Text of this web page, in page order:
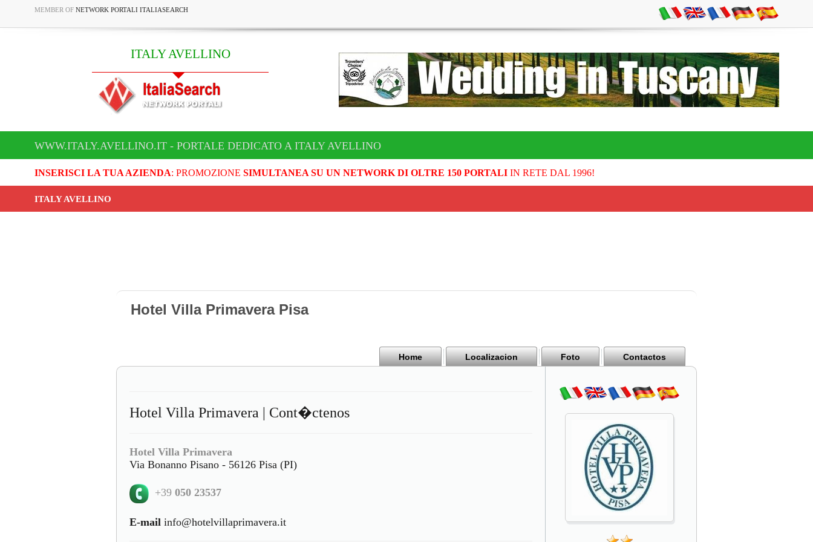
MEMBER OF NETWORK PORTALI ITALIASEARCH
ITALY AVELLINO
WWW.ITALY.AVELLINO.IT - PORTALE DEDICATO A ITALY AVELLINO
INSERISCI LA TUA AZIENDA: PROMOZIONE SIMULTANEA SU UN NETWORK DI OLTRE 150 PORTALIIN RETE DAL 1996!
ITALY AVELLINO
Hotel Villa Primavera Pisa
Home Localizacion Foto Contactos
Hotel Villa Primavera | Cont�ctenos
Hotel Villa Primavera
Via Bonanno Pisano - 56126 Pisa (PI)
+39 050 23537
E-mail info@hotelvillaprimavera.it